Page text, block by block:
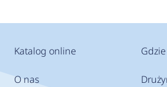
Katalog online
O nas